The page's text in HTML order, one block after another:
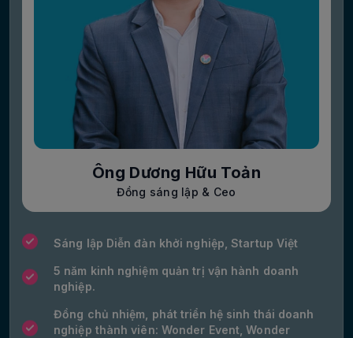
Ông Dương Hữu Toản
Đồng sáng lập & Ceo
Sáng lập Diễn đàn khởi nghiệp, Startup Việt
5 năm kinh nghiệm quản trị vận hành doanh
nghiệp.
Đồng chủ nhiệm, phát triển hệ sinh thái doanh
nghiệp thành viên: Wonder Event, Wonder